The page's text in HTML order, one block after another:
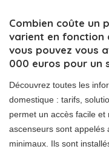
Combien coûte un
varient en fonction
vous pouvez vous
000 euros pour un
Découvrez toutes les
domestique : tarifs,
permet un accès facile
ascenseurs sont appelés
minimaux. Ils sont